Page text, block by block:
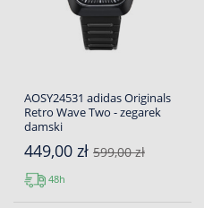
AOSY24531 adidas Originals
Retro Wave Two - zegarek
damski
449,00 zł 599,00 zł
48h